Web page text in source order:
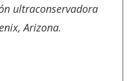
ultraconservadora
Arizona.